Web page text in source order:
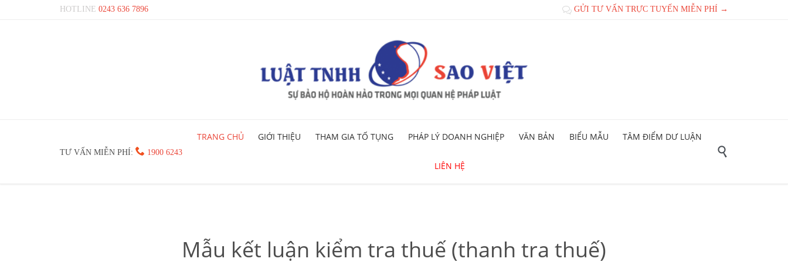
HOTLINE 0243 636 7896  GỬI TƯ VẤN TRỰC TUYẾN MIỄN PHÍ →
TƯ VẤN MIỄN PHÍ:  1900 6243
to
TRANG CHỦ GIỚI THIỆU THAM GIA TỐ TỤNG PHÁP LÝ DOANH NGHIỆP VĂN BẢN BIỂU MẪU TÂM ĐIỂM DƯ LUẬN
LIÊN HỆ

Mẫu kết luận kiểm tra thuế (thanh tra thuế)